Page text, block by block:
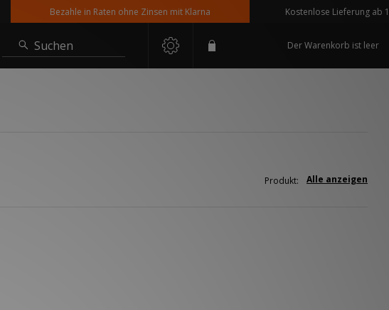
Bezahle in Raten ohne Zinsen mit Klarna Kostenlose Lieferung ab
Suchen Der Warenkorb ist leer
Alle anzeigen
Produkt: